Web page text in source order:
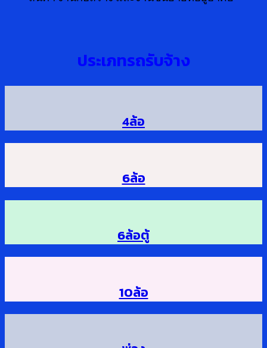
ประเภทรถรับจ้าง
4ล้อ
6ล้อ
6ล้อตู้
10ล้อ